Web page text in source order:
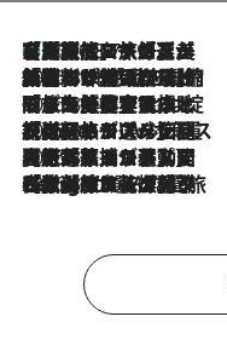
2026.8.7
【厳選旅コスメ】「多機能アイテムがメイン！」旅好き美容エディターが選んだ夏旅ベストコスメを発表【Mサイズジップ】
2026.8.6
「荷物が増えるほど旅ストレスは増す」美容ジャーナリストがたどり着いた最終結論。“化粧品を劇的に減らす”感動の凝縮美容とは
2026.8.6
「旅先には金髪ウィッグを持参」日本と同じメイクでは損してる!? 美容ジャーナリストが提案する“掟破りの旅美容”とは
2026.8.6
【厳選旅コスメ】「身軽さ＆UV対策重視！」ヘアアーティストshucoが選んだ夏旅ベストコスメを発表【Mサイズジップ】
2026.8.5
【厳選旅コスメ】国内をあちこち移動する河井菜摘が選んだ夏旅ベストコスメ発表！「リラックスアイテムはマスト」【Mサイズジップ】
2026.8.4
【厳選旅コスメ】「紫外線＆乾燥対策しながらメイク感も！」ヘア＆メイクGeorgeが選んだ夏旅ベストコスメを発表！【Mサイズジップ】